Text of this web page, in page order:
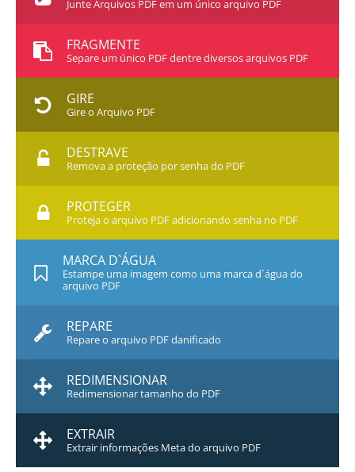
Junte Arquivos PDF em um único arquivo PDF
FRAGMENTE
Separe um único PDF dentre diversos arquivos PDF
GIRE
Gire o Arquivo PDF
DESTRAVE
Remova a proteção por senha do PDF
PROTEGER
Proteja o arquivo PDF adicionando senha no PDF
MARCA D`ÁGUA
Estampe uma imagem como uma marca d`água do
arquivo PDF
REPARE
Repare o arquivo PDF danificado
REDIMENSIONAR
Redimensionar tamanho do PDF
EXTRAIR
Extrair informações Meta do arquivo PDF